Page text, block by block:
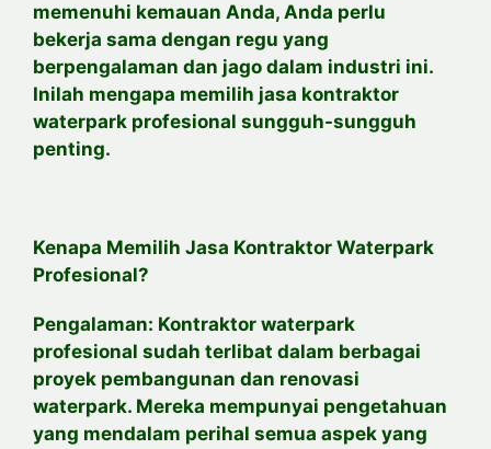
memenuhi kemauan Anda, Anda perlu
bekerja sama dengan regu yang
berpengalaman dan jago dalam industri ini.
Inilah mengapa memilih jasa kontraktor
waterpark profesional sungguh-sungguh
penting.
Kenapa Memilih Jasa Kontraktor Waterpark
Profesional?
Pengalaman: Kontraktor waterpark
profesional sudah terlibat dalam berbagai
proyek pembangunan dan renovasi
waterpark. Mereka mempunyai pengetahuan
yang mendalam perihal semua aspek yang